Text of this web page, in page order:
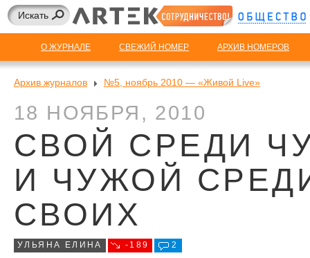
О ЖУРНАЛЕ СВЕЖИЙ НОМЕР АРХИВ НОМЕРОВ
Архив журналов №5, ноябрь 2010 — «Живой Live»
18 НОЯБРЯ, 2010
СВОЙ СРЕДИ
И ЧУЖОЙ
СВОИХ
УЛЬЯНА ЕЛИНА -189 2